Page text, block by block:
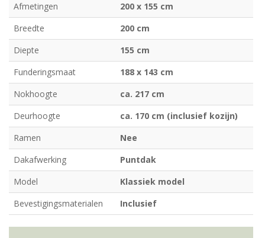
Afmetingen
200 x 155 cm
Breedte
200 cm
Diepte
155 cm
Funderingsmaat
188 x 143 cm
Nokhoogte
ca. 217 cm
Deurhoogte
ca. 170 cm (inclusief kozijn)
Ramen
Nee
Dakafwerking
Puntdak
Model
Klassiek model
Bevestigingsmaterialen
Inclusief